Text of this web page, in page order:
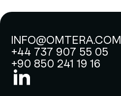
INFO@OMTERA.COM
+44 737 907 55 05
+90 850 241 19 16